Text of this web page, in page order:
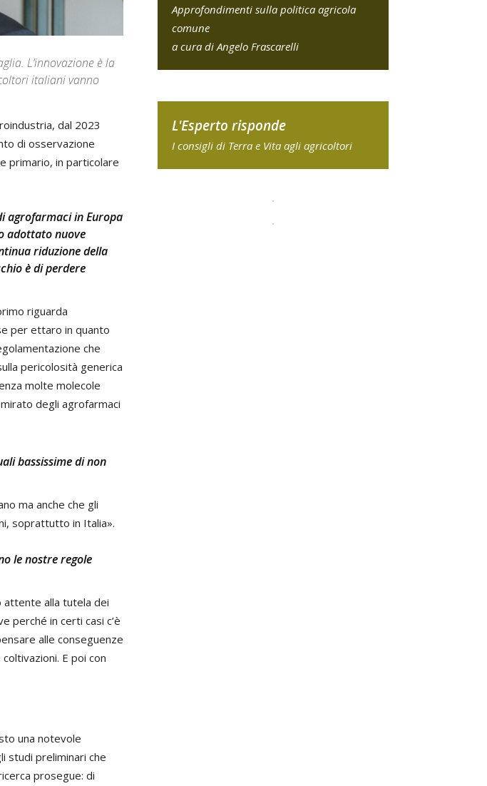
L’innovazione è la
italiani vanno
dal 2023
di osservazione
primario, in particolare
agrofarmaci in Europa
adottato nuove
riduzione della
è di perdere
riguarda
per ettaro in quanto
che
pericolosità generica
molte molecole
degli agrofarmaci
bassissime di non
ma anche che gli
soprattutto in Italia».
le nostre regole
attente alla tutela dei
perché in certi casi c’è
alle conseguenze
E poi con
una notevole
studi preliminari che
prosegue: di
Approfondimenti sulla politica agricola
comune
a cura di Angelo Frascarelli
L'Esperto risponde
I consigli di Terra e Vita agli agricoltori